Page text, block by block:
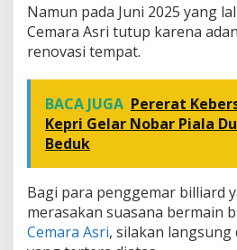
Namun pada Juni 2025 yang
Cemara Asri tutup karena
renovasi tempat.
BACA JUGA Pererat
Kepri Gelar Nobar Piala
Beduk
Bagi para penggemar billiard
merasakan suasana bermain
Cemara Asri, silakan